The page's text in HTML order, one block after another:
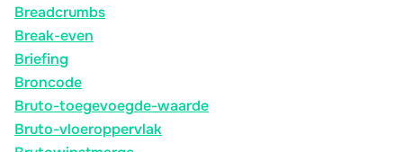
Breadcrumbs
Break-even
Briefing
Broncode
Bruto-toegevoegde-waarde
Bruto-vloeroppervlak